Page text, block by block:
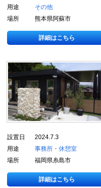
用途
その他
場所
熊本県阿蘇市
詳細はこちら
設置日
2024.7.3
用途
事務所・休憩室
場所
福岡県糸島市
詳細はこちら